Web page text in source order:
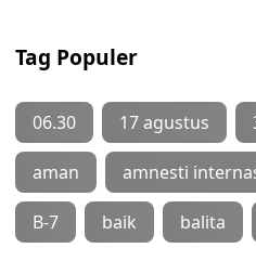
Tag Populer
06.30 17 agustus
aman amnesti
B-7 baik balita